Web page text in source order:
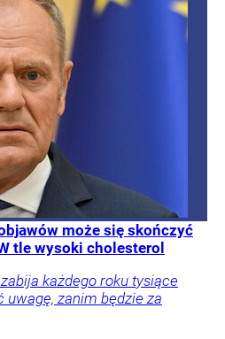
może się skończyć
tle wysoki cholesterol
każdego roku tysiące
uwagę, zanim będzie za